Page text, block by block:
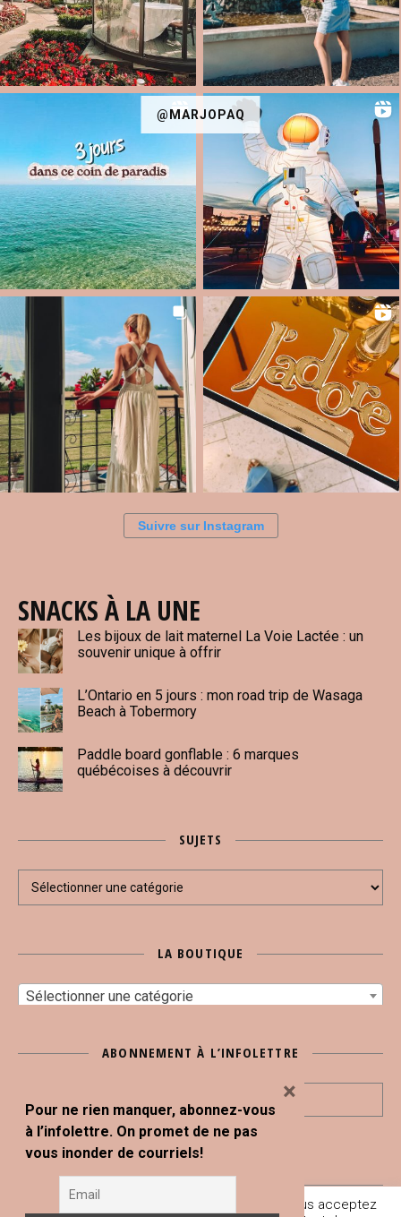
@MARJOPAQ
Suivre sur Instagram
SNACKS À LA UNE
Les bijoux de lait maternel La Voie Lactée : un
souvenir unique à offrir
L’Ontario en 5 jours : mon road trip de Wasaga
Beach à Tobermory
Paddle board gonflable : 6 marques
québécoises à découvrir
SUJETS
Sujets
LA BOUTIQUE
Sélectionner une catégorie
ABONNEMENT À L’INFOLETTRE
En poursuivant votre navigation sur ce site, vous acceptez
Pour ne rien manquer, abonnez-vous
à l’infolettre. On promet de ne pas
vous inonder de courriels!
×